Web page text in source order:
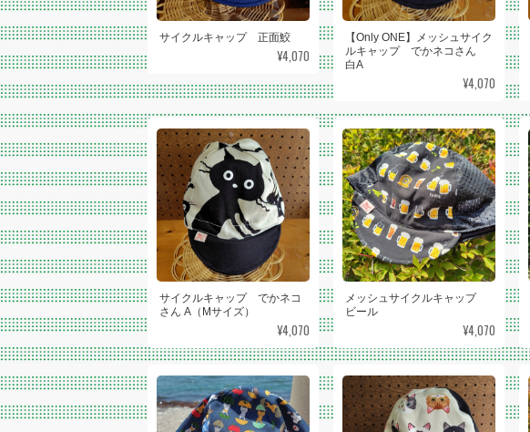
サイクルキャップ 正面鮫
¥4,070
【Only ONE】メッシュサイク
ルキャップ でかネコさん
白A
¥4,070
サイクルキャップ でかネコ
さん A（Mサイズ）
¥4,070
メッシュサイクルキャップ
ビール
¥4,070